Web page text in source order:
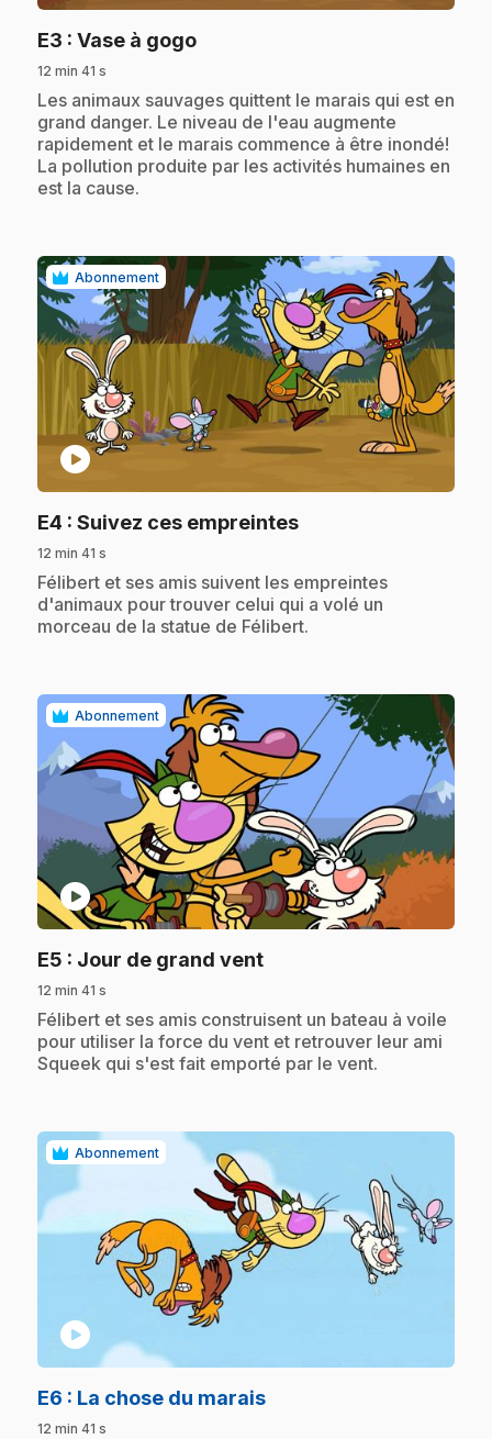
E3 : Vase à gogo.
12 min 41 s
.Les animaux sauvages quittent le marais qui est en
grand danger. Le niveau de l'eau augmente
rapidement et le marais commence à être inondé!
La pollution produite par les activités humaines en
est la cause.
Abonnement
play_circle
E4 : Suivez ces empreintes.
12 min 41 s
.Félibert et ses amis suivent les empreintes
d'animaux pour trouver celui qui a volé un
morceau de la statue de Félibert.
Abonnement
play_circle
E5 : Jour de grand vent.
12 min 41 s
.Félibert et ses amis construisent un bateau à voile
pour utiliser la force du vent et retrouver leur ami
Squeek qui s'est fait emporté par le vent.
Abonnement
play_circle
E6 : La chose du marais.
12 min 41 s